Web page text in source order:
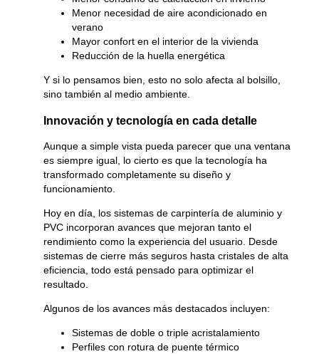
Menor necesidad de aire acondicionado en
verano
Mayor confort en el interior de la vivienda
Reducción de la huella energética
Y si lo pensamos bien, esto no solo afecta al bolsillo,
sino también al medio ambiente.
Innovación y tecnología en cada detalle
Aunque a simple vista pueda parecer que una ventana
es siempre igual, lo cierto es que la tecnología ha
transformado completamente su diseño y
funcionamiento.
Hoy en día, los sistemas de carpintería de aluminio y
PVC incorporan avances que mejoran tanto el
rendimiento como la experiencia del usuario. Desde
sistemas de cierre más seguros hasta cristales de alta
eficiencia, todo está pensado para optimizar el
resultado.
Algunos de los avances más destacados incluyen:
Sistemas de doble o triple acristalamiento
Perfiles con rotura de puente térmico